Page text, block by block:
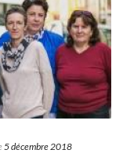
5 décembre 2018